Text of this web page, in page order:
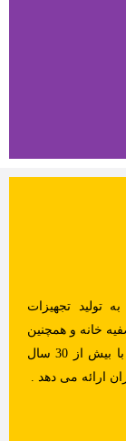
تولید تجهیزات
خانه و همچنین
منابع ذخیره و تحت فشار اشاره کرد. این گروه با بیش از 30 سال
ارائه می دهد .